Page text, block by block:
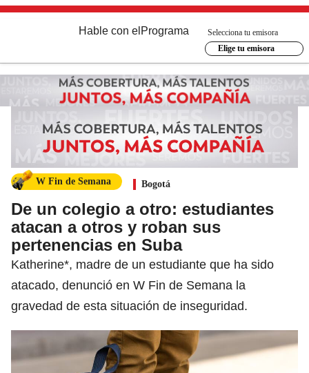
Hable con el Programa
Selecciona tu emisora
Elige tu emisora
W Fin de Semana Bogotá
De un colegio a otro: estudiantes
atacan a otros y roban sus
pertenencias en Suba
Katherine*, madre de un estudiante que ha sido
atacado, denunció en W Fin de Semana la
gravedad de esta situación de inseguridad.